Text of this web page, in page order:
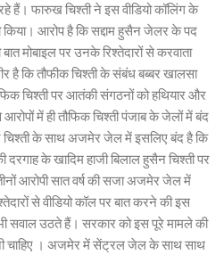
हैं। फारुख चिश्ती ने इस वीडियो कॉलिंग के
किया। आरोप है कि सद्दाम हुसैन जेलर के पद
मोबाइल पर उनके रिश्तेदारों से करवाता
है कि तौफीक चिश्ती के संबंध बब्बर खालसा
चिश्ती पर आतंकी संगठनों को हथियार और
में ही तौफिक चिश्ती पंजाब के जेलों में बंद
चिश्ती के साथ अजमेर जेल में इसलिए बंद है कि
के खादिम हाजी बिलाल हुसैन चिश्ती पर
आरोपी सात वर्ष की सजा अजमेर जेल में
से वीडियो कॉल पर बात करने की इस
सवाल उठते हैं। सरकार को इस पूरे मामले की
चाहिए । अजमेर में सेंट्रल जेल के साथ साथ